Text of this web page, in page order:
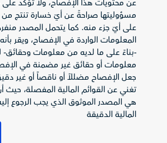
الزكاة والضريبة
الزكاة وضريبة
الدخل
-944.77
صافي الربح
(الخسارة) العائد
لمساهمي
المصدر
7,304.6
إجمالي الدخل
عن محتويات هذا الإفصاح، ولا تؤكد على
مسؤوليتها صراحةً عن أيّ خسارة تنتج من
على أيّ جزء منه. كما يتحمل المصدر
المعلومات الواردة في الإفصاح، ويقر
-بناءً على ما لديه من معلومات
معلومات أو حقائق غير مضمنة في
جعل الإفصاح مضللاً أو ناقصاً أو غير
تغني عن القوائم المالية المفصلة، حيث
هي المصدر الموثوق الذي يجب الرجوع
المالية الدقيقة